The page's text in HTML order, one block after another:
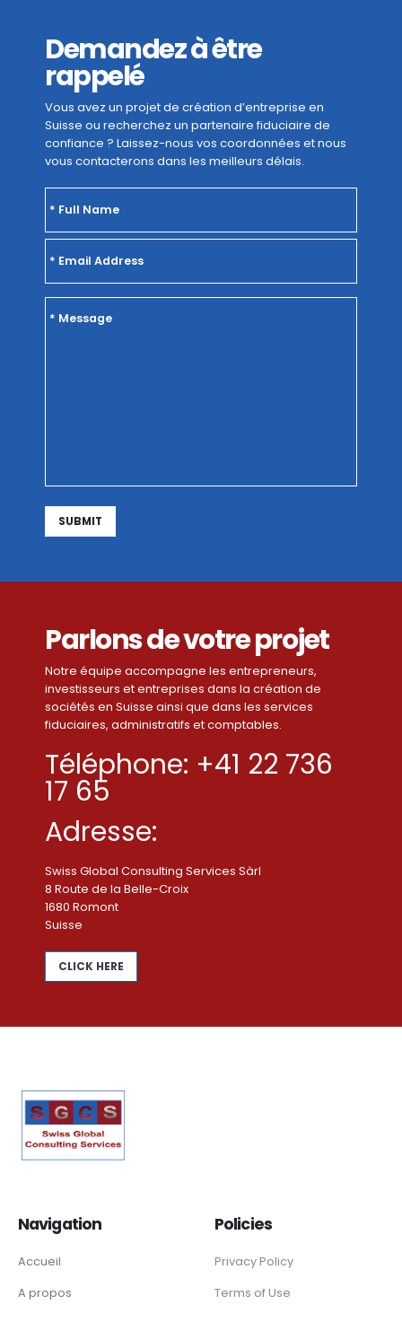
Demandez à être
rappelé
Vous avez un projet de création d’entreprise en
Suisse ou recherchez un partenaire fiduciaire de
confiance ? Laissez-nous vos coordonnées et nous
vous contacterons dans les meilleurs délais.
Parlons de votre projet
Notre équipe accompagne les entrepreneurs,
investisseurs et entreprises dans la création de
sociétés en Suisse ainsi que dans les services
fiduciaires, administratifs et comptables.
Téléphone: +41 22 736
17 65
Adresse:
Swiss Global Consulting Services Sàrl
8 Route de la Belle-Croix
1680 Romont
Suisse
CLICK HERE
Navigation
Accueil
A propos
Policies
Privacy Policy
Terms of Use